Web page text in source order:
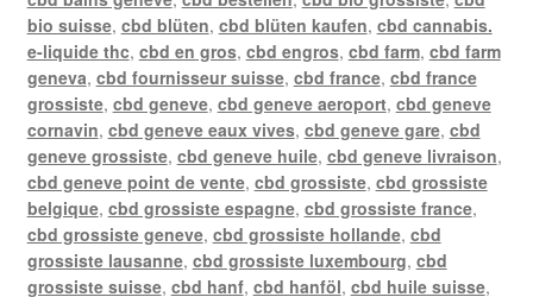
bio suisse, cbd blüten, cbd blüten kaufen, cbd cannabis.
e-liquide thc, cbd en gros, cbd engros, cbd farm, cbd farm
geneva, cbd fournisseur suisse, cbd france, cbd france
grossiste, cbd geneve, cbd geneve aeroport, cbd geneve
cornavin, cbd geneve eaux vives, cbd geneve gare, cbd
geneve grossiste, cbd geneve huile, cbd geneve livraison,
cbd geneve point de vente, cbd grossiste, cbd grossiste
belgique, cbd grossiste espagne, cbd grossiste france,
cbd grossiste geneve, cbd grossiste hollande, cbd
grossiste lausanne, cbd grossiste luxembourg, cbd
grossiste suisse, cbd hanf, cbd hanföl, cbd huile suisse,